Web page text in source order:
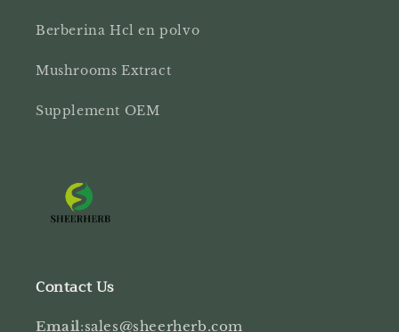
Berberina Hcl en polvo
Mushrooms Extract
Supplement OEM
Contact Us
Email:sales@sheerherb.com